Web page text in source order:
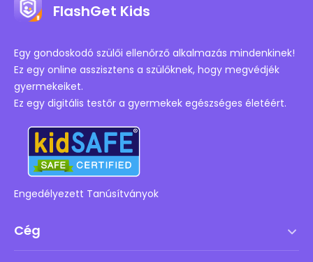
FlashGet Kids
Egy gondoskodó szülői ellenőrző alkalmazás mindenkinek!
Ez egy online asszisztens a szülőknek, hogy megvédjék
gyermekeiket.
Ez egy digitális testőr a gyermekek egészséges életéért.
Engedélyezett Tanúsítványok
Cég